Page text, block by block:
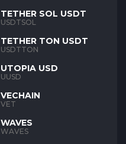
TETHER SOL USDT
USDTSOL
TETHER TON USDT
USDTTON
UTOPIA USD
UUSD
VECHAIN
VET
WAVES
WAVES